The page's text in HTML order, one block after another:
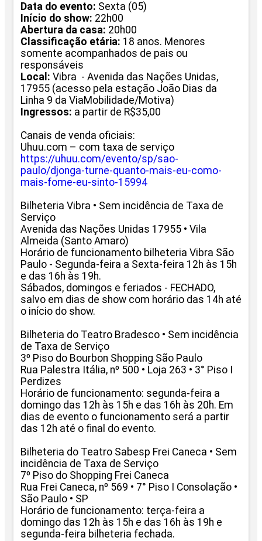
Data do evento: Sexta (05)
Início do show: 22h00
Abertura da casa: 20h00
Classificação etária: 18 anos. Menores
somente acompanhados de pais ou
responsáveis
Local: Vibra - Avenida das Nações Unidas,
17955 (acesso pela estação João Dias da
Linha 9 da ViaMobilidade/Motiva)
Ingressos: a partir de R$35,00
Canais de venda oficiais:
Uhuu.com – com taxa de serviço
https://uhuu.com/evento/sp/sao-
paulo/djonga-turne-quanto-mais-eu-como-
mais-fome-eu-sinto-15994
Bilheteria Vibra • Sem incidência de Taxa de
Serviço
Avenida das Nações Unidas 17955 • Vila
Almeida (Santo Amaro)
Horário de funcionamento bilheteria Vibra São
Paulo - Segunda-feira a Sexta-feira 12h às 15h
e das 16h às 19h.
Sábados, domingos e feriados - FECHADO,
salvo em dias de show com horário das 14h até
o início do show.
Bilheteria do Teatro Bradesco • Sem incidência
de Taxa de Serviço
3º Piso do Bourbon Shopping São Paulo
Rua Palestra Itália, nº 500 • Loja 263 • 3° Piso I
Perdizes
Horário de funcionamento: segunda-feira a
domingo das 12h às 15h e das 16h às 20h. Em
dias de evento o funcionamento será a partir
das 12h até o final do evento.
Bilheteria do Teatro Sabesp Frei Caneca • Sem
incidência de Taxa de Serviço
7º Piso do Shopping Frei Caneca
Rua Frei Caneca, nº 569 • 7° Piso I Consolação •
São Paulo • SP
Horário de funcionamento: terça-feira a
domingo das 12h às 15h e das 16h às 19h e
segunda-feira bilheteria fechada.